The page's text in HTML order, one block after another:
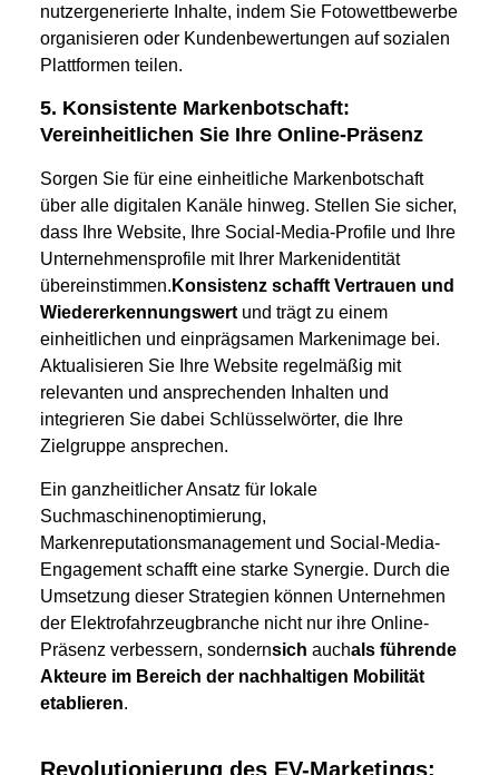
nutzergenerierte Inhalte, indem Sie Fotowettbewerbe
organisieren oder Kundenbewertungen auf sozialen
Plattformen teilen.
5. Konsistente Markenbotschaft:
Vereinheitlichen Sie Ihre Online-Präsenz
Sorgen Sie für eine einheitliche Markenbotschaft
über alle digitalen Kanäle hinweg. Stellen Sie sicher,
dass Ihre Website, Ihre Social-Media-Profile und Ihre
Unternehmensprofile mit Ihrer Markenidentität
übereinstimmen. Konsistenz schafft Vertrauen und
Wiedererkennungswert und trägt zu einem
einheitlichen und einprägsamen Markenimage bei.
Aktualisieren Sie Ihre Website regelmäßig mit
relevanten und ansprechenden Inhalten und
integrieren Sie dabei Schlüsselwörter, die Ihre
Zielgruppe ansprechen.
Ein ganzheitlicher Ansatz für lokale
Suchmaschinenoptimierung,
Markenreputationsmanagement und Social-Media-
Engagement schafft eine starke Synergie. Durch die
Umsetzung dieser Strategien können Unternehmen
der Elektrofahrzeugbranche nicht nur ihre Online-
Präsenz verbessern, sondernsich auchals führende
Akteure im Bereich der nachhaltigen Mobilität
etablieren.
Revolutionierung des EV-Marketings: